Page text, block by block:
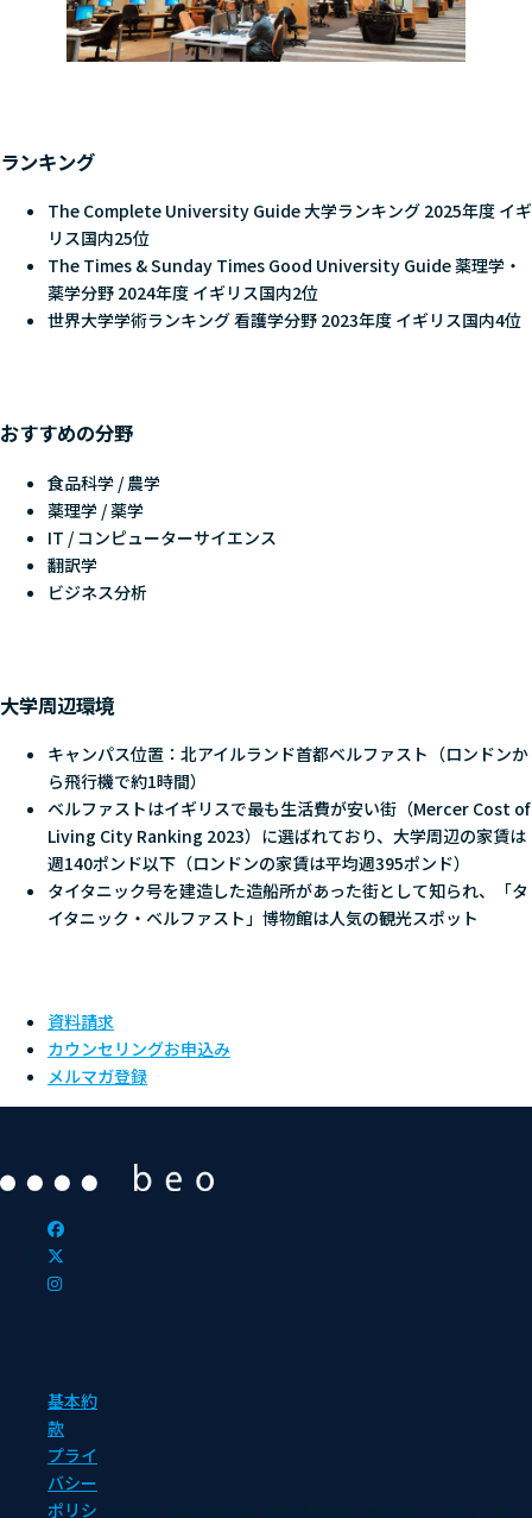
ランキング
The Complete University Guide 大学ランキング 2025年度 イギ
リス国内25位
The Times & Sunday Times Good University Guide 薬理学・
薬学分野 2024年度 イギリス国内2位
世界大学学術ランキング 看護学分野 2023年度 イギリス国内4位
おすすめの分野
食品科学 / 農学
薬理学 / 薬学
IT / コンピューターサイエンス
翻訳学
ビジネス分析
大学周辺環境
キャンパス位置：北アイルランド首都ベルファスト（ロンドンか
ら飛行機で約1時間）
ベルファストはイギリスで最も生活費が安い街（Mercer Cost of
Living City Ranking 2023）に選ばれており、大学周辺の家賃は
週140ポンド以下（ロンドンの家賃は平均週395ポンド）
タイタニック号を建造した造船所があった街として知られ、「タ
イタニック・ベルファスト」博物館は人気の観光スポット
資料請求
カウンセリングお申込み
メルマガ登録
基本約
款
プライ
バシー
ポリシ